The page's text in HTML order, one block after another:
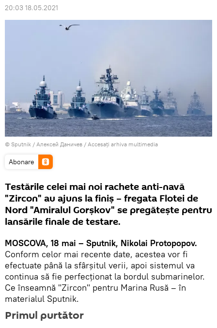
20:03 18.05.2021
© Sputnik / Алексей Даничев / Accesați arhiva multimedia
Abonare
Testările celei mai noi rachete anti-navă
"Zircon" au ajuns la finiș – fregata Flotei de
Nord "Amiralul Gorșkov" se pregătește pentru
lansările finale de testare.
MOSCOVA, 18 mai – Sputnik, Nikolai Protopopov.
Conform celor mai recente date, acestea vor fi
efectuate până la sfârșitul verii, apoi sistemul va
continua să fie perfecționat la bordul submarinelor.
Ce înseamnă "Zircon" pentru Marina Rusă – în
materialul Sputnik.
Primul purtător